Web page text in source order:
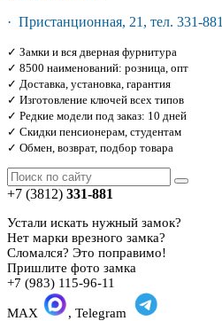
· Пристанционная, 21, тел. 331-881
✓ Замки и вся дверная фурнитура
✓ 8500 наименований: розница, опт
✓ Доставка, установка, гарантия
✓ Изготовление ключей всех типов
✓ Редкие модели под заказ: 10 дней
✓ Скидки пенсионерам, студентам
✓ Обмен, возврат, подбор товара
+7 (3812) 331-881
Устали искать нужный замок?
Нет марки врезного замка?
Сломался? Это поправимо!
Пришлите фото замка
+7 (983) 115-96-11
MAX
, Telegram